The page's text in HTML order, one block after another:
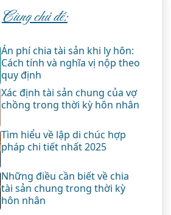
Cùng chủ đề:
Án phí chia tài sản khi ly hôn:
Cách tính và nghĩa vị nộp theo
quy định
Xác định tài sản chung của vợ
chồng trong thời kỳ hôn nhân
Tìm hiểu về lập di chúc hợp
pháp chi tiết nhất 2025
Những điều cần biết về chia
tài sản chung trong thời kỳ
hôn nhân